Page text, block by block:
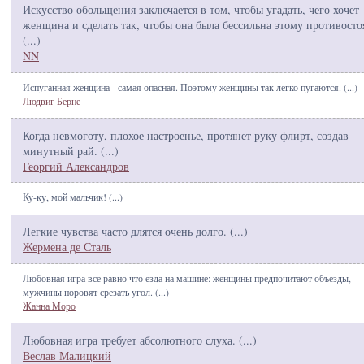
Искусство обольщения заключается в том, чтобы угадать, чего хочет
женщина и сделать так, чтобы она была бессильна этому
(...)
NN
Испуганная женщина - самая опасная. Поэтому женщины так легко пугаются. (...)
Людвиг Берне
Когда невмоготу, плохое настроенье, протянет руку флирт, создав
минутный рай. (...)
Георгий Александров
Ку-ку, мой мальчик! (...)
Легкие чувства часто длятся очень долго. (...)
Жермена де Сталь
Любовная игра все равно что езда на машине: женщины предпочитают объезды,
мужчины норовят срезать угол. (...)
Жанна Моро
Любовная игра требует абсолютного слуха. (...)
Веслав Малицкий